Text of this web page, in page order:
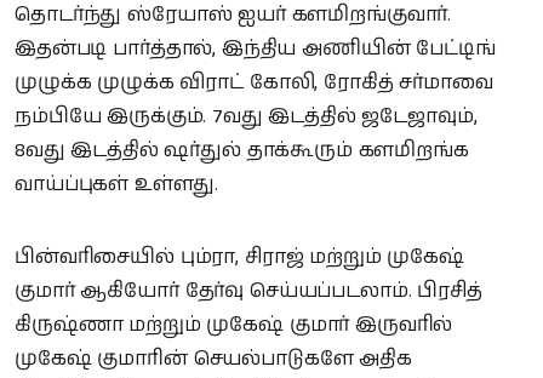
தொடர்ந்து ஸ்ரேயாஸ் ஐயர் களமிறங்குவார்.
இதன்படி பார்த்தால், இந்திய அணியின் பேட்டிங்
முழுக்க முழுக்க விராட் கோலி, ரோகித் சர்மாவை
நம்பியே இருக்கும். 7வது இடத்தில் ஜடேஜாவும்,
8வது இடத்தில் ஷர்துல் தாக்கூரும் களமிறங்க
வாய்ப்புகள் உள்ளது.
பின்வரிசையில் பும்ரா, சிராஜ் மற்றும் முகேஷ்
குமார் ஆகியோர் தேர்வு செய்யப்படலாம். பிரசித்
கிருஷ்ணா மற்றும் முகேஷ் குமார் இருவரில்
முகேஷ் குமாரின் செயல்பாடுகளே அதிக